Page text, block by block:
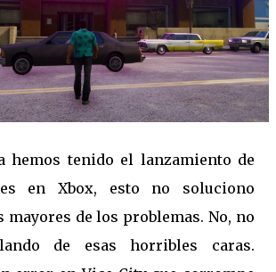
hemos tenido el lanzamiento de
en Xbox, esto no soluciono
mayores de los problemas. No, no
de esas horribles caras.